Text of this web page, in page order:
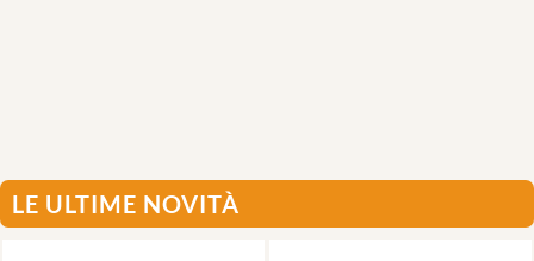
LE ULTIME NOVITÀ